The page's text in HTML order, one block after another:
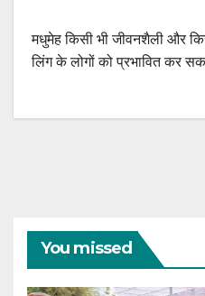
मधुमेह किसी भी जीवनशैली और
लिंग के लोगों को प्रभावित कर
You missed